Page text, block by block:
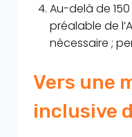
Au-delà de
préalable de
nécessaire ;
Vers une
inclusive